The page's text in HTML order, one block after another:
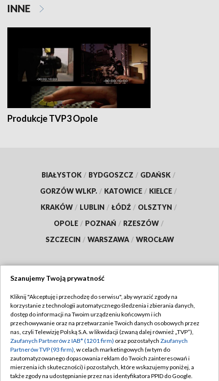
INNE
Produkcje TVP3 Opole
BIAŁYSTOK / BYDGOSZCZ / GDAŃSK /
GORZÓW WLKP. / KATOWICE / KIELCE /
KRAKÓW / LUBLIN / ŁÓDŹ / OLSZTYN /
OPOLE / POZNAŃ / RZESZÓW /
SZCZECIN / WARSZAWA / WROCŁAW
TVP
Abonament TVP
Emisja w TVP
Centrum informacji TVP
Naziemna Telewizja Cyfrowa
Regulamin TVP
Polityka prywatności
Moje zgody
Pomoc
Szanujemy Twoją prywatność
Kliknij "Akceptuję i przechodzę do serwisu", aby wyrazić zgody na
korzystanie z technologii automatycznego śledzenia i zbierania danych,
dostęp do informacji na Twoim urządzeniu końcowym i ich
przechowywanie oraz na przetwarzanie Twoich danych osobowych przez
nas, czyli Telewizję Polską S.A. w likwidacji (zwaną dalej również „TVP”),
Zaufanych Partnerów z IAB* (1201 firm) oraz pozostałych Zaufanych
Partnerów TVP (93 firm), w celach marketingowych (w tym do
zautomatyzowanego dopasowania reklam do Twoich zainteresowań i
mierzenia ich skuteczności) i pozostałych, które wskazujemy poniżej, a
także zgody na udostępnianie przez nas identyfikatora PPID do Google.